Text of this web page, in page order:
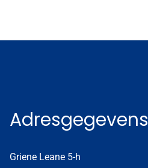
Adresgegevens
Griene Leane 5-h